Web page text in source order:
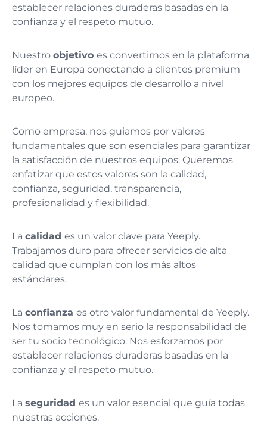
establecer relaciones duraderas basadas en la
confianza y el respeto mutuo.
Nuestro objetivo es convertirnos en la plataforma
líder en Europa conectando a clientes premium
con los mejores equipos de desarrollo a nivel
europeo.
Como empresa, nos guiamos por valores
fundamentales que son esenciales para garantizar
la satisfacción de nuestros equipos. Queremos
enfatizar que estos valores son la calidad,
confianza, seguridad, transparencia,
profesionalidad y flexibilidad.
La calidad es un valor clave para Yeeply.
Trabajamos duro para ofrecer servicios de alta
calidad que cumplan con los más altos
estándares.
La confianza es otro valor fundamental de Yeeply.
Nos tomamos muy en serio la responsabilidad de
ser tu socio tecnológico. Nos esforzamos por
establecer relaciones duraderas basadas en la
confianza y el respeto mutuo.
La seguridad es un valor esencial que guía todas
nuestras acciones.